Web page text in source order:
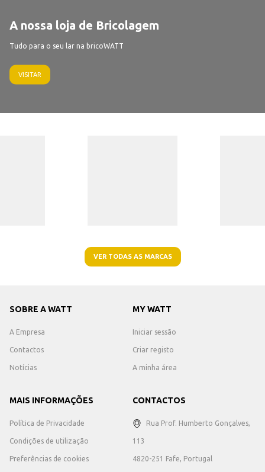
A nossa loja de Bricolagem
Tudo para o seu lar na bricoWATT
VISITAR
VER TODAS AS MARCAS
SOBRE A WATT
A Empresa
Contactos
Notícias
MY WATT
Iniciar sessão
Criar registo
A minha área
MAIS INFORMAÇÕES
Política de Privacidade
Condições de utilização
Preferências de cookies
CONTACTOS
Rua Prof. Humberto Gonçalves,
113
4820-251 Fafe, Portugal